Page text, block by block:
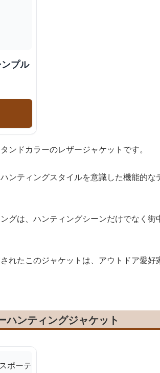
プル
ンドカラーのレザージャケットです。
ンティングスタイルを意識した機能的な
グは、ハンティングシーンだけでなく
れたこのジャケットは、アウトドア愛好
ハンティングジャケット